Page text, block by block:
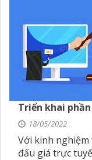
Triển khai
18/05/2022
Với kinh
đấu giá trực